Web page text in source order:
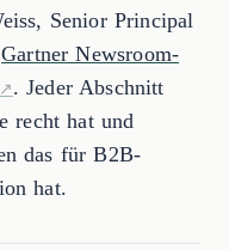
Senior Principal
Gartner Newsroom-
. Jeder Abschnitt
recht hat und
das für B2B-
hat.